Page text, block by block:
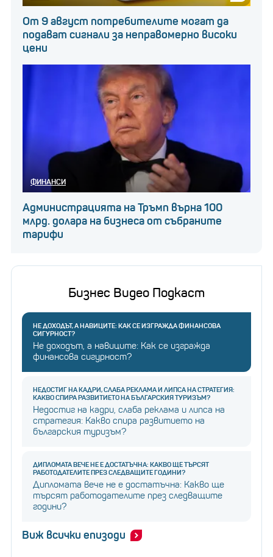
От 9 август потребителите могат да
подават сигнали за неправомерно високи
цени
ФИНАНСИ
Администрацията на Тръмп върна 100
млрд. долара на бизнеса от събраните
тарифи
Бизнес Видео Подкаст
НЕ ДОХОДЪТ, А НАВИЦИТЕ: КАК СЕ ИЗГРАЖДА ФИНАНСОВА
СИГУРНОСТ?
Не доходът, а навиците: Как се изгражда
финансова сигурност?
НЕДОСТИГ НА КАДРИ, СЛАБА РЕКЛАМА И ЛИПСА НА СТРАТЕГИЯ:
КАКВО СПИРА РАЗВИТИЕТО НА БЪЛГАРСКИЯ ТУРИЗЪМ?
Недостиг на кадри, слаба реклама и липса на
стратегия: Какво спира развитието на
българския туризъм?
ДИПЛОМАТА ВЕЧЕ НЕ Е ДОСТАТЪЧНА: КАКВО ЩЕ ТЪРСЯТ
РАБОТОДАТЕЛИТЕ ПРЕЗ СЛЕДВАЩИТЕ ГОДИНИ?
Дипломата вече не е достатъчна: Какво ще
търсят работодателите през следващите
години?
Виж всички епизоди